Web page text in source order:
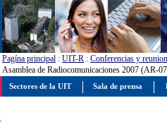
Pagína principal : UIT-R : Conferencias y
Asamblea de Radiocomunicaciones 2007 (AR-
Sectores de la UIT Sala de prensa